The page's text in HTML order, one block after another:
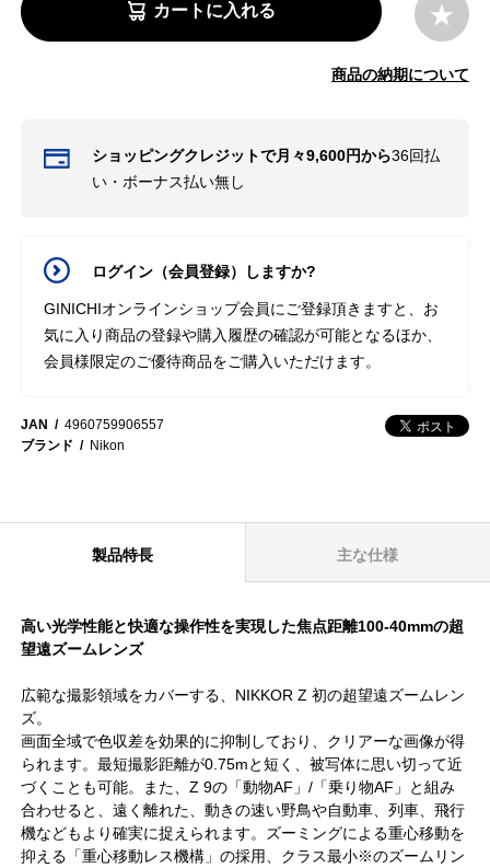
カートに入れる
商品の納期について
ショッピングクレジットで月々9,600円から36回払
い・ボーナス払い無し
ログイン（会員登録）しますか?
GINICHIオンラインショップ会員にご登録頂きますと、お
気に入り商品の登録や購入履歴の確認が可能となるほか、
会員様限定のご優待商品をご購入いただけます。
JAN
4960759906557
ブランド
Nikon
製品特長 主な仕様
高い光学性能と快適な操作性を実現した焦点距離100-40mmの超
望遠ズームレンズ
広範な撮影領域をカバーする、NIKKOR Z 初の超望遠ズームレン
ズ。
画面全域で色収差を効果的に抑制しており、クリアーな画像が得
られます。最短撮影距離が0.75mと短く、被写体に思い切って近
づくことも可能。また、Z 9の「動物AF」/「乗り物AF」と組み
合わせると、遠く離れた、動きの速い野鳥や自動車、列車、飛行
機などもより確実に捉えられます。ズーミングによる重心移動を
抑える「重心移動レス機構」の採用、クラス最小※のズームリン